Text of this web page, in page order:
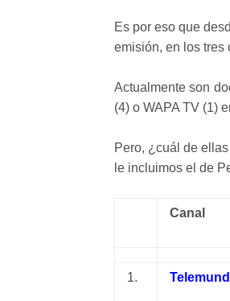
Es por eso que
emisión, en los tres
Actualmente son
(4) o WAPA TV (1)
Pero, ¿cuál de
le incluimos el de
Canal
1.